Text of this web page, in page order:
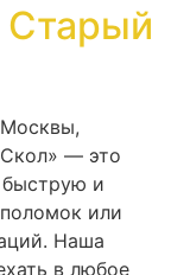
Старый
— это
и
или
Наша
в любое